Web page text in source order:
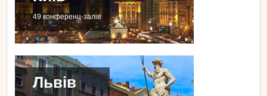
49 конференц-залів
Львів